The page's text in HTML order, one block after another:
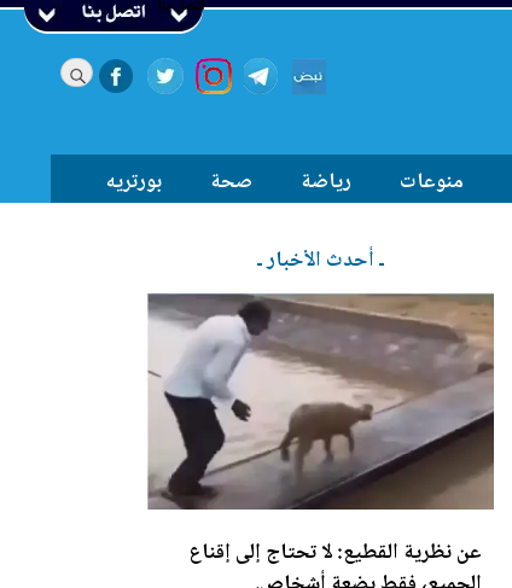
اتصل بنا
منوعات رياضة صحة بورتريه
ـ أحدث الأخبار ـ
عن نظرية القطيع: لا تحتاج إلى إقناع